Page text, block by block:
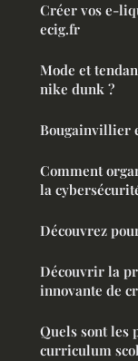
Créer vos e-
ecig.fr
Mode et
nike dunk ?
Bougainvillier
Comment
la
Découvrez
Découvrir la
innovante de
Quels sont les
curriculum